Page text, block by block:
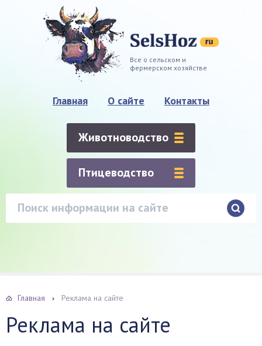
Все о сельском и
фермерском хозяйстве
Главная О сайте Контакты
Животноводство
Птицеводство
Главная Реклама на сайте
Реклама на сайте